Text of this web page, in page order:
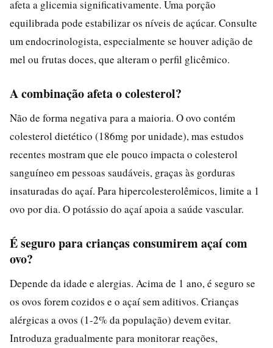
afeta a glicemia significativamente. Uma porção
equilibrada pode estabilizar os níveis de açúcar. Consulte
um endocrinologista, especialmente se houver adição de
mel ou frutas doces, que alteram o perfil glicêmico.
A combinação afeta o colesterol?
Não de forma negativa para a maioria. O ovo contém
colesterol dietético (186mg por unidade), mas estudos
recentes mostram que ele pouco impacta o colesterol
sanguíneo em pessoas saudáveis, graças às gorduras
insaturadas do açaí. Para hipercolesterolêmicos, limite a 1
ovo por dia. O potássio do açaí apoia a saúde vascular.
É seguro para crianças consumirem açaí com
ovo?
Depende da idade e alergias. Acima de 1 ano, é seguro se
os ovos forem cozidos e o açaí sem aditivos. Crianças
alérgicas a ovos (1-2% da população) devem evitar.
Introduza gradualmente para monitorar reações,